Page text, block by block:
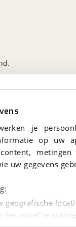
je
op
content,
uw gegevens
geografische
het actief te